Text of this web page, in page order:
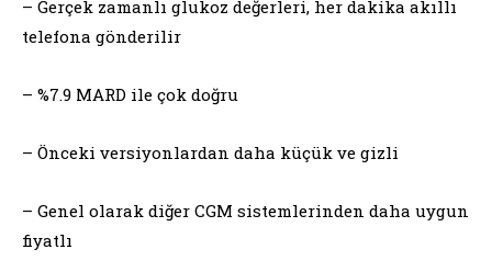
– Gerçek zamanlı glukoz değerleri, her dakika akıllı
telefona gönderilir
– %7.9 MARD ile çok doğru
– Önceki versiyonlardan daha küçük ve gizli
– Genel olarak diğer CGM sistemlerinden daha uygun
fiyatlı